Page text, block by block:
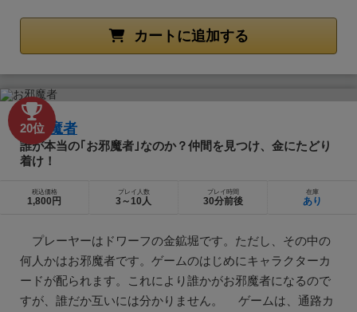
カートに追加する
20位
お邪魔者
誰が本当の｢お邪魔者｣なのか？仲間を見つけ、金にたどり
着け！
税込価格
1,800円
プレイ人数
3～10人
プレイ時間
30分前後
在庫
あり
プレーヤーはドワーフの金鉱堀です。ただし、その中の
何人かはお邪魔者です。ゲームのはじめにキャラクターカ
ードが配られます。これにより誰かがお邪魔者になるので
すが、誰だか互いには分かりません。 ゲームは、通路カ